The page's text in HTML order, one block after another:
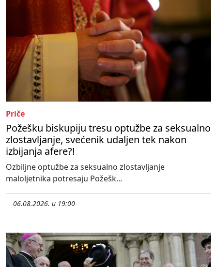
Priče
Požešku biskupiju tresu optužbe za seksualno
zlostavljanje, svećenik udaljen tek nakon
izbijanja afere?!
Ozbiljne optužbe za seksualno zlostavljanje
maloljetnika potresaju Požešk...
06.08.2026. u 19:00